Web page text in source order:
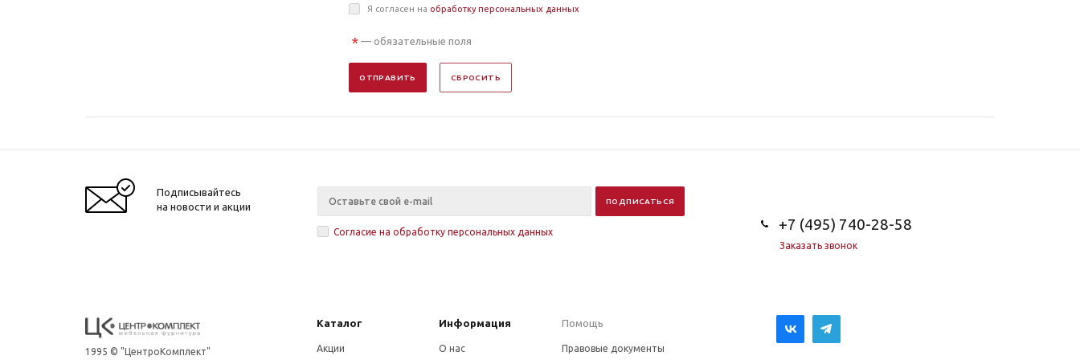
Я согласен на обработку персональных данных
* — обязательные поля
ОТПРАВИТЬ СБРОСИТЬ
Подписывайтесь
на новости и акции
Согласие на обработку персональных данных +7 (495) 740-28-58
Заказать звонок
1995 © "ЦентроКомплект"
Каталог Информация Помощь
Акции
О нас
Правовые документы